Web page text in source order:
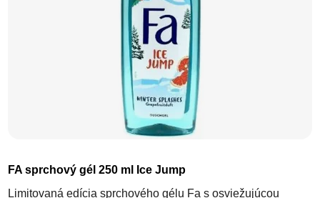
FA sprchový gél 250 ml Ice Jump
Limitovaná edícia sprchového gélu Fa s osviežujúcou